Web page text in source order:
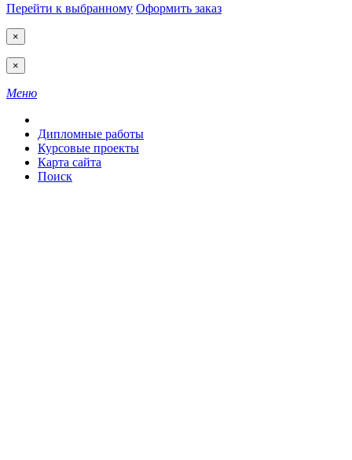
Перейти к выбранному Оформить заказ
×
×
Меню
Дипломные работы
Курсовые проекты
Карта сайта
Поиск